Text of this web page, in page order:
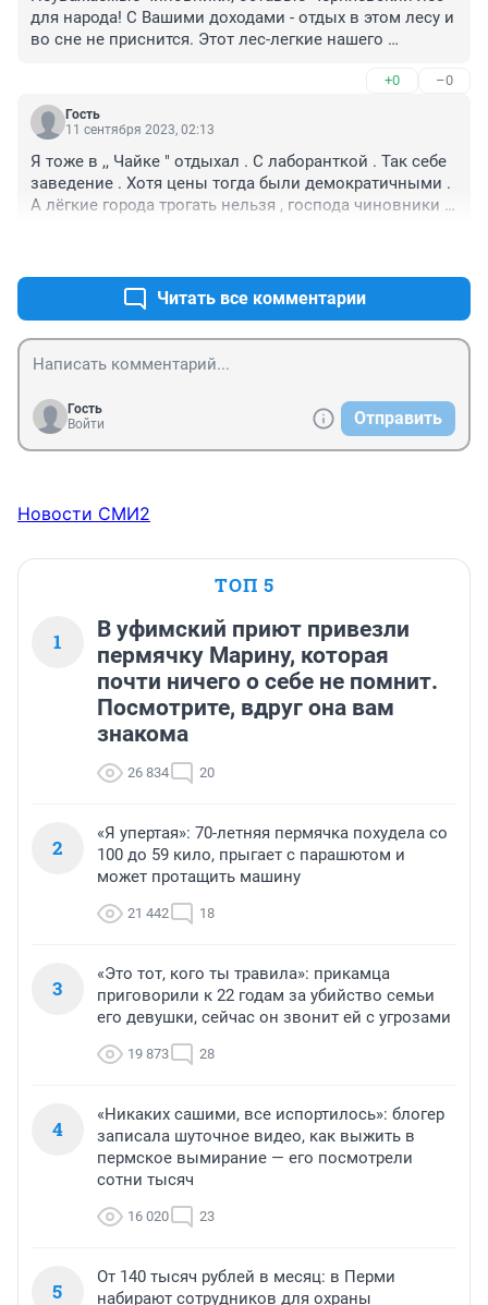
для народа! С Вашими доходами - отдых в этом лесу и
во сне не приснится. Этот лес-легкие нашего
выходные в Сочи, Питер..либо прогуляетесь в
Демидково,Усть-Качке и др...
+0 –0
Гость
11 сентября 2023, 02:13
Я тоже в ,, Чайке " отдыхал . С лаборанткой . Так себе
заведение . Хотя цены тогда были демократичными .
А лёгкие города трогать нельзя , господа чиновники .
Читать все комментарии
Гость
Войти
Отправить
Новости СМИ2
ТОП 5
1
В уфимский приют привезли
пермячку Марину, которая
почти ничего о себе не помнит.
Посмотрите, вдруг она вам
знакома
26 834 20
2
«Я упертая»: 70-летняя пермячка похудела со
100 до 59 кило, прыгает с парашютом и
может протащить машину
21 442 18
3
«Это тот, кого ты травила»: прикамца
приговорили к 22 годам за убийство семьи
его девушки, сейчас он звонит ей с угрозами
19 873 28
4
«Никаких сашими, все испортилось»: блогер
записала шуточное видео, как выжить в
пермское вымирание — его посмотрели
сотни тысяч
16 020 23
5
От 140 тысяч рублей в месяц: в Перми
набирают сотрудников для охраны